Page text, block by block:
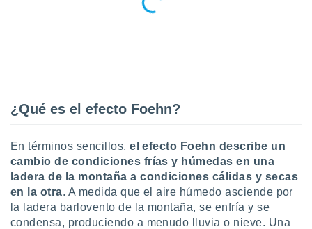
para
o
no
Puedes
¿Qué es el efecto Foehn?
En términos sencillos,el efecto Foehn describe un
cambio de condiciones frías y húmedas en una
ladera de la montaña a condiciones cálidas y secas
en la otra. A medida que el aire húmedo asciende por
la ladera barlovento de la montaña, se enfría y se
condensa, produciendo a menudo lluvia o nieve. Una